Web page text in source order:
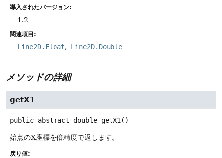
導入されたバージョン:
1.2
関連項目:
Line2D.Float Line2D.Double
メソッドの詳細
getX1
public abstract double getX1 ()
始点のX座標を倍精度で返します。
戻り値: